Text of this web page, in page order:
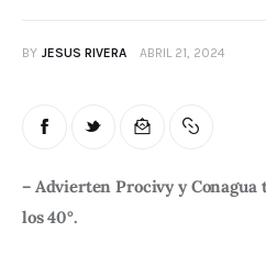
BY JESUS RIVERA ABRIL 21, 2024
– Advierten Procivy y Conagua
los 40°.